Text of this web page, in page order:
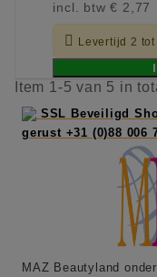
incl. btw€ 2,77
 Levertijd 2
Item 1-5 van 5 in
SSL Beveiligd
gerust +31 (0)88 006
MAZ Beautyland